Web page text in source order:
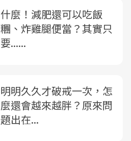
什麼！減肥還可以吃飯
糰、炸雞腿便當？其實只
要......
明明久久才破戒一次，怎
麼還會越來越胖？原來問
題出在...